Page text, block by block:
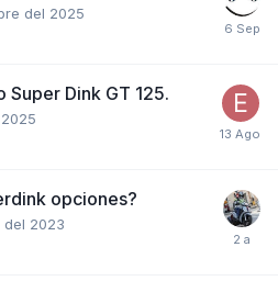
del 2025
Super Dink GT 125.
opciones?
del 2023